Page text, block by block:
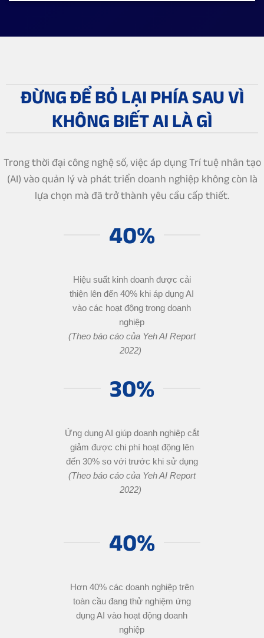
ĐỪNG ĐỂ BỎ LẠI PHÍA SAU VÌ
KHÔNG BIẾT AI LÀ GÌ
Trong thời đại công nghệ số, việc áp dụng Trí tuệ nhân tạo
(AI) vào quản lý và phát triển doanh nghiệp không còn là
lựa chọn mà đã trở thành yêu cầu cấp thiết.
40%
Hiệu suất kinh doanh được cải
thiện lên đến 40% khi áp dụng AI
vào các hoạt động trong doanh
nghiệp
(Theo báo cáo của Yeh AI Report
2022)
30%
Ứng dụng AI giúp doanh nghiệp cắt
giảm được chi phí hoạt động lên
đến 30% so với trước khi sử dụng
(Theo báo cáo của Yeh AI Report
2022)
40%
Hơn40% các doanh nghiệp trên
toàn cầu đang thử nghiệm ứng
dụng AI vào hoạt động doanh
nghiệp